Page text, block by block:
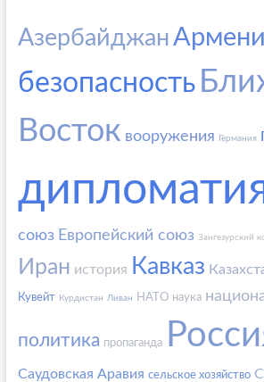
Азербайджан
безопасность
Восток вооружения Германия
союз Европейский союз Зангезурский
Иран история Кавказ
Кувейт Курдистан Ливан НАТО наука
политика пропаганда
Саудовская Аравия сельское хозяйство